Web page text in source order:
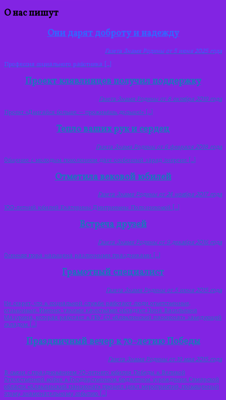
О нас пишут
Они дарят доброту и надежду
Газета Знамя Родины от 5июня 2025 года
Профессия социального работника […]
Проект клявлинцев получил поддержку
Газета Знамя Родины от 8 октября 2019 года
Проект «Двигайся больше — проживёшь дольше!» […]
Тепло ваших рук и сердец
Газета Знамя Родины от 6 февраля 2018 года
Общение с молодым поколением дает особенный заряд энергии […]
Отметила вековой юбилей
Газета Знамя Родины от 24 ноября 2017 года
100-летний юбилей Екатерины Дмитриевны Полозниковой […]
Встреча друзей
Газета Знамя Родины от 9 декабря 2016 года
Осенняя пора насыщена различными праздниками […]
Грамотный специалист
Газета Знамя Родины от 5 июня 2015 года
Не секрет, что в социальной службе работают люди ответственные,
отзывчивые. Именно такими качествами обладает Нина Васильевна
Мазурина, которая работает в ГБУ СО «Клявлинский пансионат» заведующей
складом […]
Праздничный вечер к 70-летию Победы
Газета Знамя Родины от 19 мая 2015 года
В связи с празднованием 70-летнего юбилея Победы в Великой
Отечественной войне в Государственном бюджетном учреждении Самарской
области «Клявлинский пансионат» прошел цикл мероприятий, посвященный
этому знаменательному событию […]